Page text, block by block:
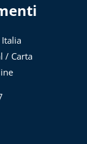
/ Carta